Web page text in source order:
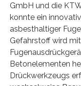
GmbH und die
konnte ein
asbesthaltiger
Gefahrstoff wird
Betonelementen
Drückwerkzeugs